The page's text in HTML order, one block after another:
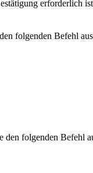
erforderlich
folgenden Befehl
den folgenden Befehl